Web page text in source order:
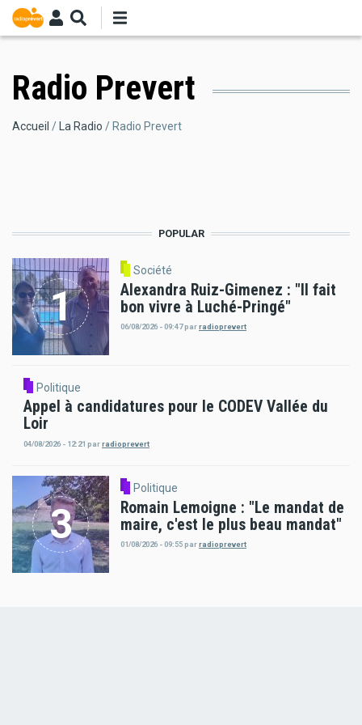
Aller
au
contenu
Radio Prevert
Fil
Accueil La Radio Radio Prevert
POPULAR
Société
Alexandra Ruiz-Gimenez : "Il fait
bon vivre à Luché-Pringé"
06/08/2026 - 09:47parradioprevert
Politique
Appel à candidatures pour le CODEV Vallée du
Loir
04/08/2026 - 12:21 parradioprevert
Politique
Romain Lemoigne : "Le mandat de
maire, c'est le plus beau mandat"
01/08/2026 - 09:55parradioprevert